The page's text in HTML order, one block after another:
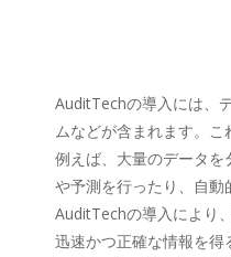
AuditTechの導入には、
ムなどが含まれます。こ
例えば、大量のデータ
や予測を行ったり、自動
AuditTechの導入により
迅速かつ正確な情報を得